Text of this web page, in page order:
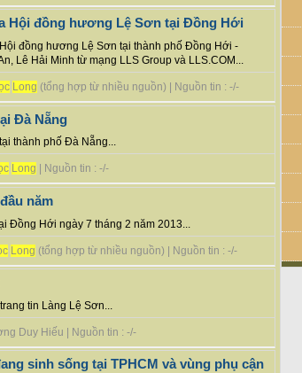
Hội đồng hương Lệ Sơn tại Đồng Hới
đồng hương Lệ Sơn tại thành phố Đồng Hới -
Lê Hải Minh từ mạng LLS Group và LLS.COM...
Long (tổng hợp từ nhiều nguồn) | Nguồn tin : -/-
Đà Nẵng
thành phố Đà Nẵng...
Long | Nguồn tin : -/-
năm
Đồng Hới ngày 7 tháng 2 năm 2013...
Long (tổng hợp từ nhiều nguồn) | Nguồn tin : -/-
tin Làng Lệ Sơn...
Duy Hiếu | Nguồn tin : -/-
sinh sống tại TPHCM và vùng phụ cận